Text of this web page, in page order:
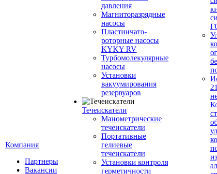
Компания
Партнеры
Вакансии
давления
Магниторазрядные
насосы
Пластинчато-
роторные насосы
KYKY RV
Турбомолекулярные
насосы
Установки
вакуумирования
резервуаров
Течеискатели
Манометрические
течеискатели
Портативные
гелиевые
течеискатели
Установки контроля
герметичности